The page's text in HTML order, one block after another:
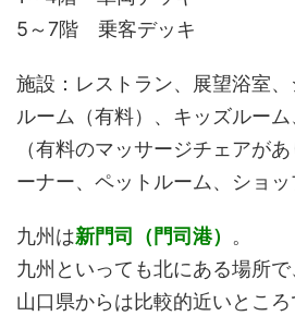
5～7階 乗客デッキ
施設：レストラン、展望浴室
ルーム（有料）、キッズルー
（有料のマッサージチェアが
ーナー、ペットルーム、ショッ
九州は新門司（門司港） 。
九州といっても北にある場所
山口県からは比較的近いところ